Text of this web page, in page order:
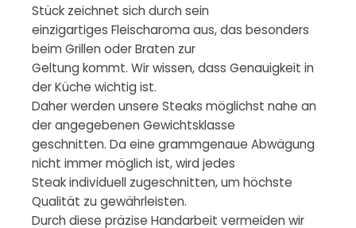
Stück zeichnet sich durch sein
einzigartiges Fleischaroma aus, das besonders
beim Grillen oder Braten zur
Geltung kommt. Wir wissen, dass Genauigkeit in
der Küche wichtig ist.
Daher werden unsere Steaks möglichst nahe an
der angegebenen Gewichtsklasse
geschnitten. Da eine grammgenaue Abwägung
nicht immer möglich ist, wird jedes
Steak individuell zugeschnitten, um höchste
Qualität zu gewährleisten.
Durch diese präzise Handarbeit vermeiden wir